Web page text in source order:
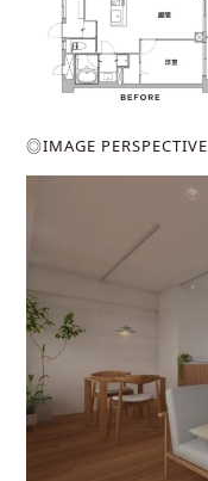
◎IMAGE PERSPECTIVE